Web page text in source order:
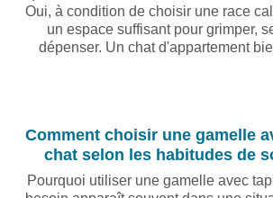
Oui, à condition de choisir une race
un espace suffisant pour grimper,
dépenser. Un chat d'appartement
Comment choisir une gamelle
chat selon les habitudes de
Pourquoi utiliser une gamelle avec